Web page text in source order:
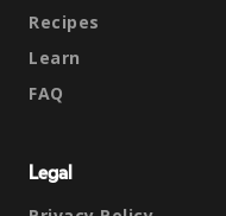
Recipes
Learn
FAQ
Legal